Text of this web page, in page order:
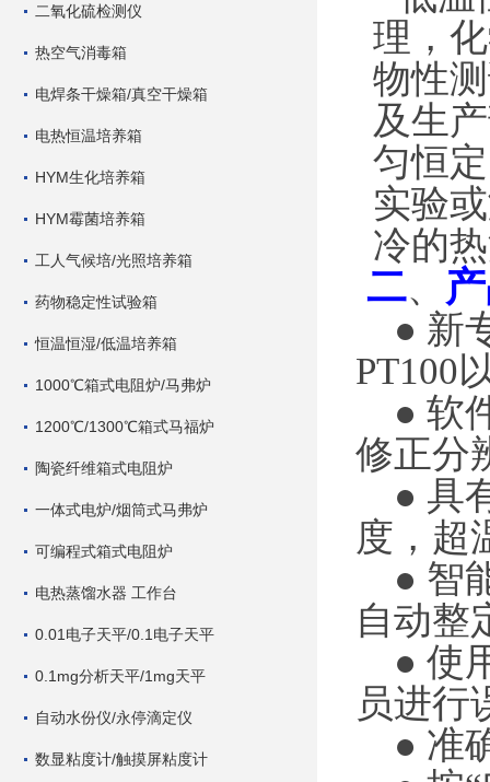
二氧化硫检测仪
热空气消毒箱
电焊条干燥箱/真空干燥箱
电热恒温培养箱
HYM生化培养箱
HYM霉菌培养箱
工人气候培/光照培养箱
药物稳定性试验箱
恒温恒湿/低温培养箱
1000℃箱式电阻炉/马弗炉
1200℃/1300℃箱式马福炉
陶瓷纤维箱式电阻炉
一体式电炉/烟筒式马弗炉
可编程式箱式电阻炉
电热蒸馏水器 工作台
0.01电子天平/0.1电子天平
0.1mg分析天平/1mg天平
自动水份仪/永停滴定仪
数显粘度计/触摸屏粘度计
理，
物性
及生
匀恒
实验
冷的
二、
● 新
PT100
● 软
修正分
● 具
度，超
● 智
自动整
● 使
员进行
● 准